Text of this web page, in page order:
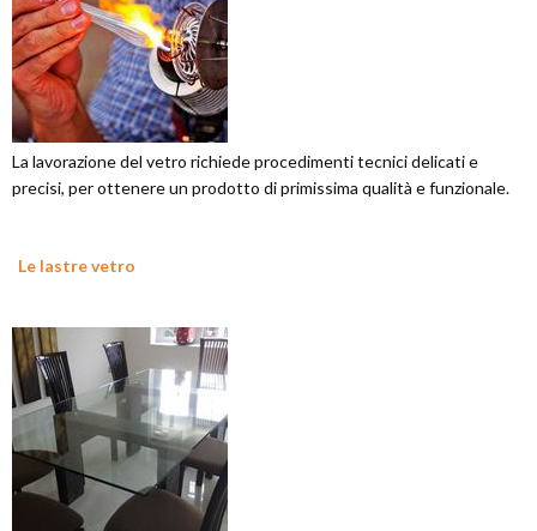
La lavorazione del vetro richiede procedimenti tecnici delicati e
precisi, per ottenere un prodotto di primissima qualità e funzionale.
Le lastre vetro